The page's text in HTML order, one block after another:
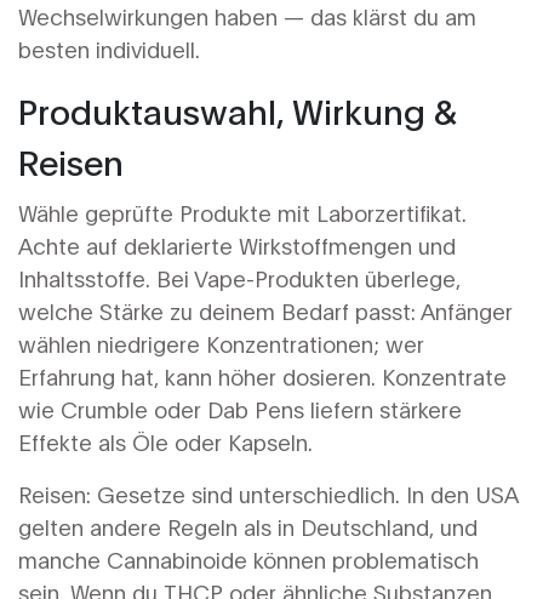
Wechselwirkungen haben — das klärst du am
besten individuell.
Produktauswahl, Wirkung &
Reisen
Wähle geprüfte Produkte mit Laborzertifikat.
Achte auf deklarierte Wirkstoffmengen und
Inhaltsstoffe. Bei Vape-Produkten überlege,
welche Stärke zu deinem Bedarf passt: Anfänger
wählen niedrigere Konzentrationen; wer
Erfahrung hat, kann höher dosieren. Konzentrate
wie Crumble oder Dab Pens liefern stärkere
Effekte als Öle oder Kapseln.
Reisen: Gesetze sind unterschiedlich. In den USA
gelten andere Regeln als in Deutschland, und
manche Cannabinoide können problematisch
sein. Wenn du THCP oder ähnliche Substanzen